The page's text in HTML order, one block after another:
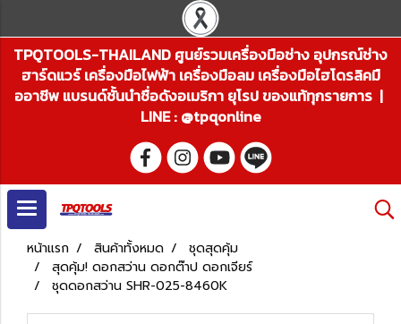
TPQTOOLS-THAILAND ศูนย์รวมเครื่องมือช่าง อุปกรณ์ช่าง
ฮาร์ดแวร์ เครื่องมือไฟฟ้า เครื่องมือลม เครื่องมือไฮโดรลิคมื
ออาชีพ แบรนด์ชั้นนำชื่อดังอเมริกา ยุโรป ของแท้ทุกรายการ |
LINE : @tpqonline
หน้าแรก สินค้าทั้งหมด
ชุดสุดคุ้ม
สุดคุ้ม! ดอกสว่าน ดอกต๊าป ดอกเจียร์
ชุดดอกสว่าน SHR-025-8460K